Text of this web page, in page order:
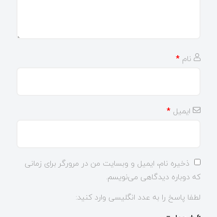
نام *
ایمیل *
ذخیره نام، ایمیل و وبسایت من در مرورگر برای زمانی
که دوباره دیدگاهی می‌نویسم.
لطفا پاسخ را به عدد انگلیسی وارد کنید: